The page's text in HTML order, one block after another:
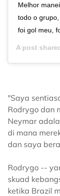
Melhor
todo o
foi gol meu,
A post
"Saya
Rodrygo dan
Neymar
di mana
dan saya
Rodrygo --
skuad
ketika Brazil